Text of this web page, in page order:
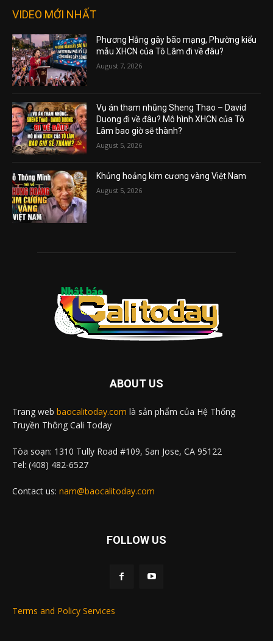
VIDEO MỚI NHẤT
Phương Hằng gây bão mạng, Phường kiểu
mẫu XHCN của Tô Lâm đi về đâu?
August 7, 2026
Vụ án tham nhũng Sheng Thao – David
Duong đi về đâu? Mô hình XHCN của Tô
Lâm bao giờ sẽ thành?
August 5, 2026
Khủng hoảng kim cương vàng Việt Nam
August 5, 2026
ABOUT US
Trang web baocalitoday.com là sản phẩm của Hệ Thống
Truyền Thông Cali Today
Tòa soạn: 1310 Tully Road #109, San Jose, CA 95122
Tel: (408) 482-6527
Contact us: nam@baocalitoday.com
FOLLOW US
Terms and Policy Services